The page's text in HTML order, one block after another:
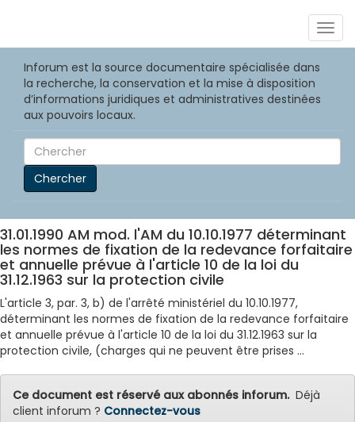
Inforum est la source documentaire spécialisée dans
la recherche, la conservation et la mise à disposition
d’informations juridiques et administratives destinées
aux pouvoirs locaux.
Chercher
31.01.1990 AM mod. l'AM du 10.10.1977 déterminant
les normes de fixation de la redevance forfaitaire
et annuelle prévue à l'article 10 de la loi du
31.12.1963 sur la protection civile
L'article 3, par. 3, b) de l'arrêté ministériel du 10.10.1977,
déterminant les normes de fixation de la redevance forfaitaire
et annuelle prévue à l'article 10 de la loi du 31.12.1963 sur la
protection civile, (charges qui ne peuvent être prises ...
Ce document est réservé aux abonnés inforum.Déjà
client inforum ? Connectez-vous